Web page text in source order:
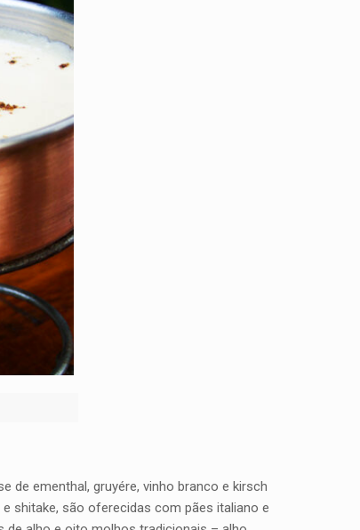
de ementhal, gruyére, vinho branco e kirsch
shitake, são oferecidas com pães italiano e